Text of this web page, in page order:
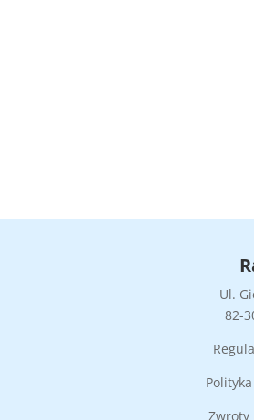
Ul.
82-
Zwroty